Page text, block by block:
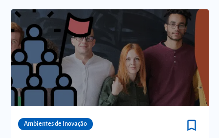
Ambientes de Inovação bookmark_border